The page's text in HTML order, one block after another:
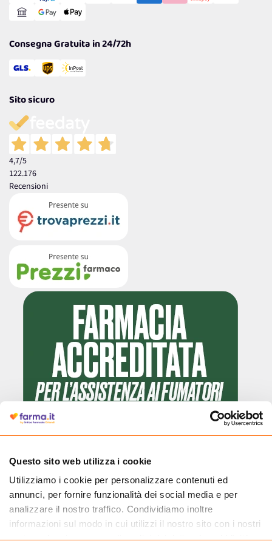
Questo sito web utilizza i cookie
Utilizziamo i cookie per personalizzare contenuti ed
annunci, per fornire funzionalità dei social media e per
analizzare il nostro traffico. Condividiamo inoltre
informazioni sul modo in cui utilizzi il nostro sito con i nostri
partner che si occupano di analisi dei dati web, pubblicità e
Consegna Gratuita in 24/72h
Sito sicuro
4,7/5
122.176
Recensioni
Cliccando il badge, puoi verificare che Farma.it è un'entità regolarmente
autorizzata dal Ministero della Salute a effettuare la vendita online di
medicinali.